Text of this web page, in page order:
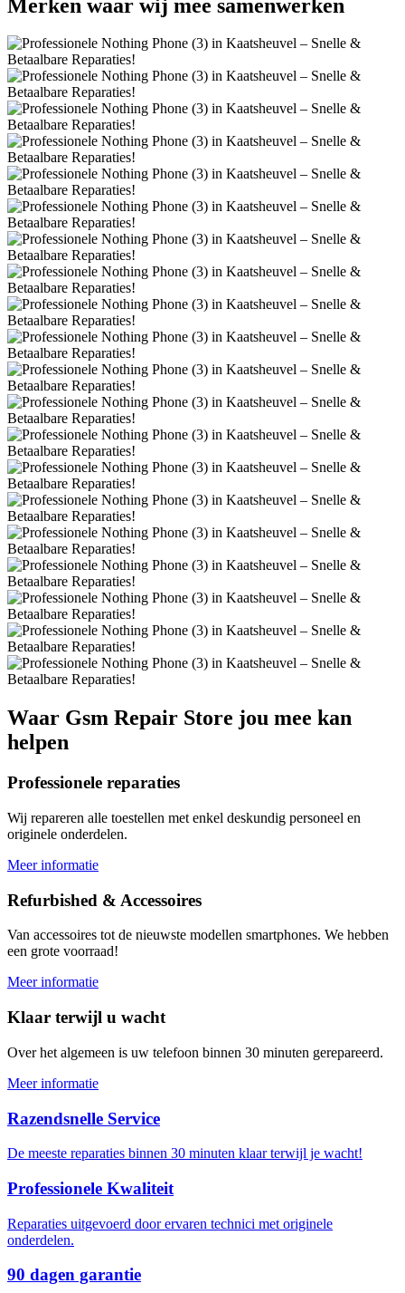
Merken waar wij mee samenwerken
Waar Gsm Repair Store jou mee kan
helpen
Professionele reparaties
Wij repareren alle toestellen met enkel deskundig personeel en
originele onderdelen.
Meer informatie
Refurbished & Accessoires
Van accessoires tot de nieuwste modellen smartphones. We hebben
een grote voorraad!
Meer informatie
Klaar terwijl u wacht
Over het algemeen is uw telefoon binnen 30 minuten gerepareerd.
Meer informatie
Razendsnelle Service
De meeste reparaties binnen 30 minuten klaar terwijl je wacht!
Professionele Kwaliteit
Reparaties uitgevoerd door ervaren technici met originele
onderdelen.
90 dagen garantie